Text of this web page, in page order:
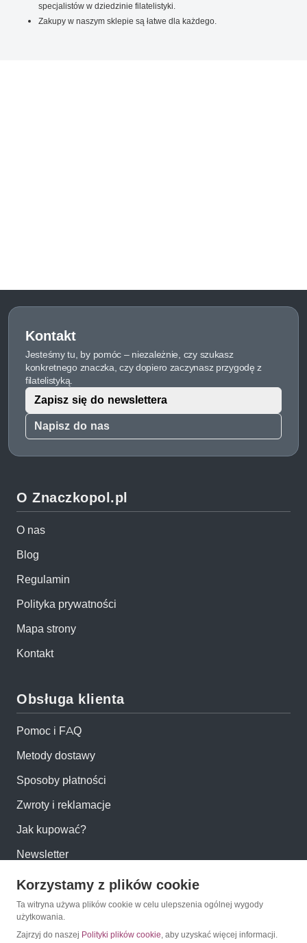
specjalistów w dziedzinie filatelistyki.
Zakupy w naszym sklepie są łatwe dla każdego.
Kontakt
Jesteśmy tu, by pomóc – niezależnie, czy szukasz
konkretnego znaczka, czy dopiero zaczynasz przygodę z
filatelistyką.
Napisz do nas
Zapisz się do newslettera
O Znaczkopol.pl
O nas
Blog
Regulamin
Polityka prywatności
Mapa strony
Kontakt
Obsługa klienta
Pomoc i FAQ
Metody dostawy
Sposoby płatności
Zwroty i reklamacje
Jak kupować?
Newsletter
Konto
Moje konto
Korzystamy z plików cookie
Ta witryna używa plików cookie w celu ulepszenia ogólnej wygody
użytkowania.
Zajrzyj do naszej Polityki plików cookie, aby uzyskać więcej informacji.